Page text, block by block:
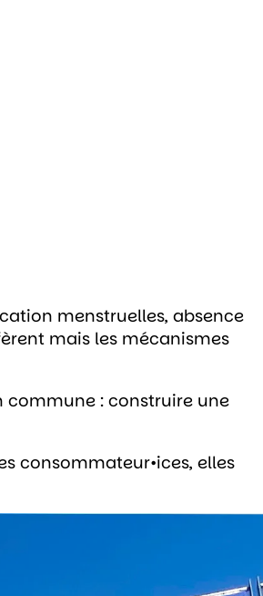
menstruelles, absence
mais les mécanismes
commune : construire une
consommateur•ices, elles